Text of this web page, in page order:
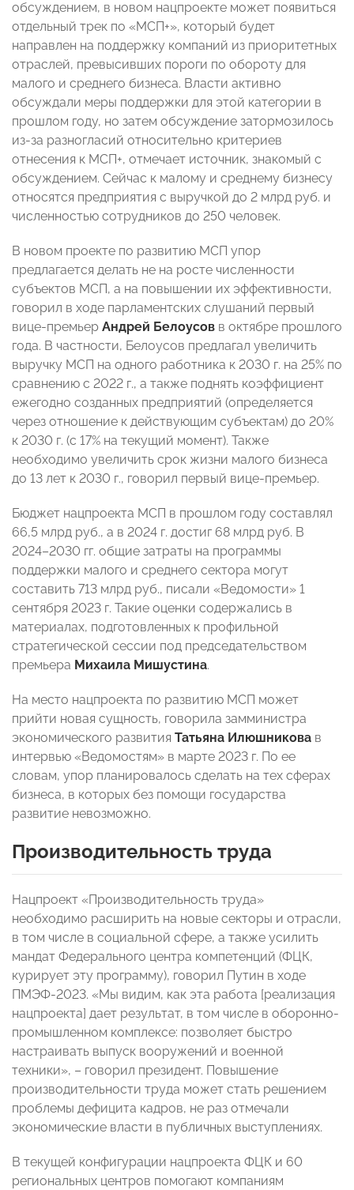
обсуждением, в новом нацпроекте может появиться
отдельный трек по «МСП+», который будет
направлен на поддержку компаний из приоритетных
отраслей, превысивших пороги по обороту для
малого и среднего бизнеса. Власти активно
обсуждали меры поддержки для этой категории в
прошлом году, но затем обсуждение затормозилось
из-за разногласий относительно критериев
отнесения к МСП+, отмечает источник, знакомый с
обсуждением. Сейчас к малому и среднему бизнесу
относятся предприятия с выручкой до 2 млрд руб. и
численностью сотрудников до 250 человек.
В новом проекте по развитию МСП упор
предлагается делать не на росте численности
субъектов МСП, а на повышении их эффективности,
говорил в ходе парламентских слушаний первый
вице-премьер Андрей Белоусов в октябре прошлого
года. В частности, Белоусов предлагал увеличить
выручку МСП на одного работника к 2030 г. на 25% по
сравнению с 2022 г., а также поднять коэффициент
ежегодно созданных предприятий (определяется
через отношение к действующим субъектам) до 20%
к 2030 г. (с 17% на текущий момент). Также
необходимо увеличить срок жизни малого бизнеса
до 13 лет к 2030 г., говорил первый вице-премьер.
Бюджет нацпроекта МСП в прошлом году составлял
66,5 млрд руб., а в 2024 г. достиг 68 млрд руб. В
2024–2030 гг. общие затраты на программы
поддержки малого и среднего сектора могут
составить 713 млрд руб., писали «Ведомости» 1
сентября 2023 г. Такие оценки содержались в
материалах, подготовленных к профильной
стратегической сессии под председательством
премьера Михаила Мишустина.
На место нацпроекта по развитию МСП может
прийти новая сущность, говорила замминистра
экономического развития Татьяна Илюшникова в
интервью «Ведомостям» в марте 2023 г. По ее
словам, упор планировалось сделать на тех сферах
бизнеса, в которых без помощи государства
развитие невозможно.
Производительность труда
Нацпроект «Производительность труда»
необходимо расширить на новые секторы и отрасли,
в том числе в социальной сфере, а также усилить
мандат Федерального центра компетенций (ФЦК,
курирует эту программу), говорил Путин в ходе
ПМЭФ-2023. «Мы видим, как эта работа [реализация
нацпроекта] дает результат, в том числе в оборонно-
промышленном комплексе: позволяет быстро
настраивать выпуск вооружений и военной
техники», – говорил президент. Повышение
производительности труда может стать решением
проблемы дефицита кадров, не раз отмечали
экономические власти в публичных выступлениях.
В текущей конфигурации нацпроекта ФЦК и 60
региональных центров помогают компаниям